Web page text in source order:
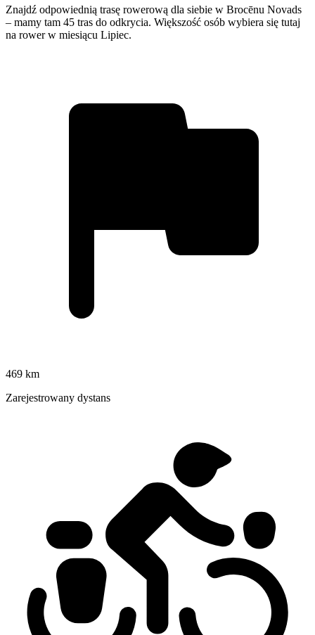
Znajdź odpowiednią trasę rowerową dla siebie w Brocēnu Novads
– mamy tam 45 tras do odkrycia. Większość osób wybiera się tutaj
na rower w miesiącu Lipiec.
469 km
Zarejestrowany dystans